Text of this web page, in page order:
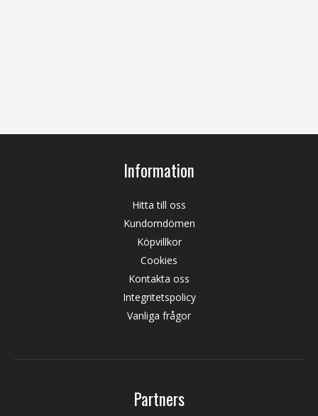
Information
Hitta till oss
Kundomdömen
Köpvillkor
Cookies
Kontakta oss
Integritetspolicy
Vanliga frågor
Partners